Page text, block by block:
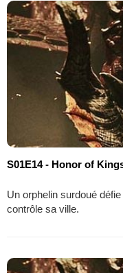
S01E14 - Honor of
Un orphelin surdoué
contrôle sa ville.